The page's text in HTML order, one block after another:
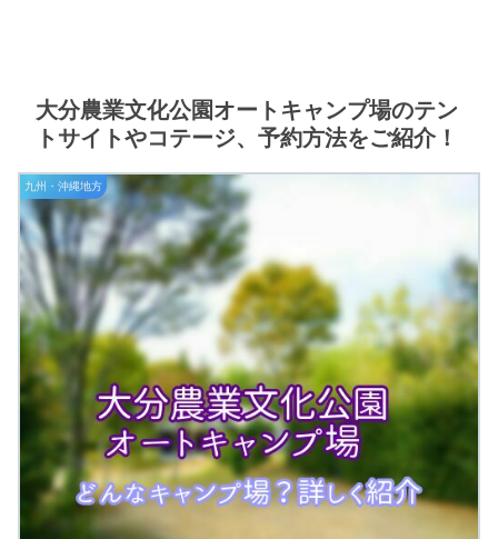
大分農業文化公園オートキャンプ場のテン
トサイトやコテージ、予約方法をご紹介！
九州・沖縄地方